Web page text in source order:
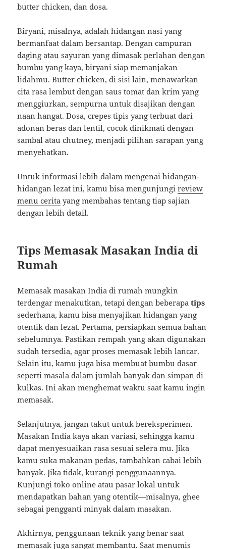
butter chicken, dan dosa.
Biryani, misalnya, adalah hidangan nasi yang
bermanfaat dalam bersantap. Dengan campuran
daging atau sayuran yang dimasak perlahan dengan
bumbu yang kaya, biryani siap memanjakan
lidahmu. Butter chicken, di sisi lain, menawarkan
cita rasa lembut dengan saus tomat dan krim yang
menggiurkan, sempurna untuk disajikan dengan
naan hangat. Dosa, crepes tipis yang terbuat dari
adonan beras dan lentil, cocok dinikmati dengan
sambal atau chutney, menjadi pilihan sarapan yang
menyehatkan.
Untuk informasi lebih dalam mengenai hidangan-
hidangan lezat ini, kamu bisa mengunjungireview
menu cerita yang membahas tentang tiap sajian
dengan lebih detail.
Tips Memasak Masakan India di
Rumah
Memasak masakan India di rumah mungkin
terdengar menakutkan, tetapi dengan beberapatips
sederhana, kamu bisa menyajikan hidangan yang
otentik dan lezat. Pertama, persiapkan semua bahan
sebelumnya. Pastikan rempah yang akan digunakan
sudah tersedia, agar proses memasak lebih lancar.
Selain itu, kamu juga bisa membuat bumbu dasar
seperti masala dalam jumlah banyak dan simpan di
kulkas. Ini akan menghemat waktu saat kamu ingin
memasak.
Selanjutnya, jangan takut untuk bereksperimen.
Masakan India kaya akan variasi, sehingga kamu
dapat menyesuaikan rasa sesuai selera mu. Jika
kamu suka makanan pedas, tambahkan cabai lebih
banyak. Jika tidak, kurangi penggunaannya.
Kunjungi toko online atau pasar lokal untuk
mendapatkan bahan yang otentik—misalnya, ghee
sebagai pengganti minyak dalam masakan.
Akhirnya, penggunaan teknik yang benar saat
memasak juga sangat membantu. Saat menumis